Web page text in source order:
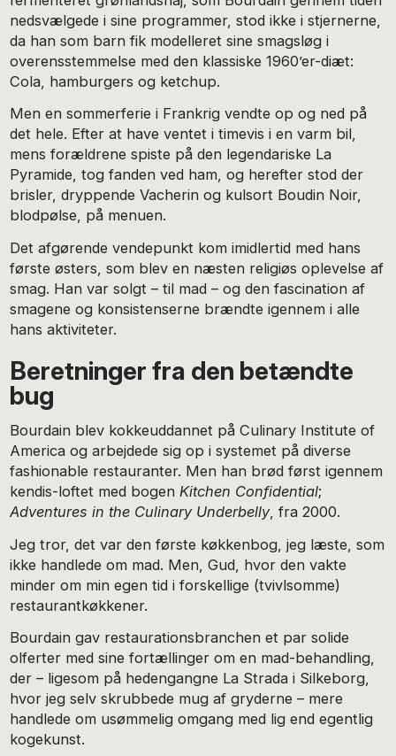
nedsvælgede i sine programmer, stod ikke i stjernerne,
da han som barn fik modelleret sine smagsløg i
overensstemmelse med den klassiske 1960’er-diæt:
Cola, hamburgers og ketchup.
Men en sommerferie i Frankrig vendte op og ned på
det hele. Efter at have ventet i timevis i en varm bil,
mens forældrene spiste på den legendariske La
Pyramide, tog fanden ved ham, og herefter stod der
brisler, dryppende Vacherin og kulsort Boudin Noir,
blodpølse, på menuen.
Det afgørende vendepunkt kom imidlertid med hans
første østers, som blev en næsten religiøs oplevelse af
smag. Han var solgt – til mad – og den fascination af
smagene og konsistenserne brændte igennem i alle
hans aktiviteter.
Beretninger fra den betændte
bug
Bourdain blev kokkeuddannet på Culinary Institute of
America og arbejdede sig op i systemet på diverse
fashionable restauranter. Men han brød først igennem
kendis-loftet med bogenKitchen Confidential;
Adventures in the Culinary Underbelly, fra 2000.
Jeg tror, det var den første køkkenbog, jeg læste, som
ikke handlede om mad. Men, Gud, hvor den vakte
minder om min egen tid i forskellige (tvivlsomme)
restaurantkøkkener.
Bourdain gav restaurationsbranchen et par solide
olferter med sine fortællinger om en mad-behandling,
der – ligesom på hedengangne La Strada i Silkeborg,
hvor jeg selv skrubbede mug af gryderne – mere
handlede om usømmelig omgang med lig end egentlig
kogekunst.